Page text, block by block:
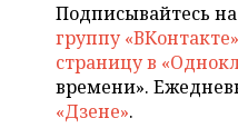
Подписывайтесь на
группу «ВКонтакте»
страницу в
времени».
«Дзене».